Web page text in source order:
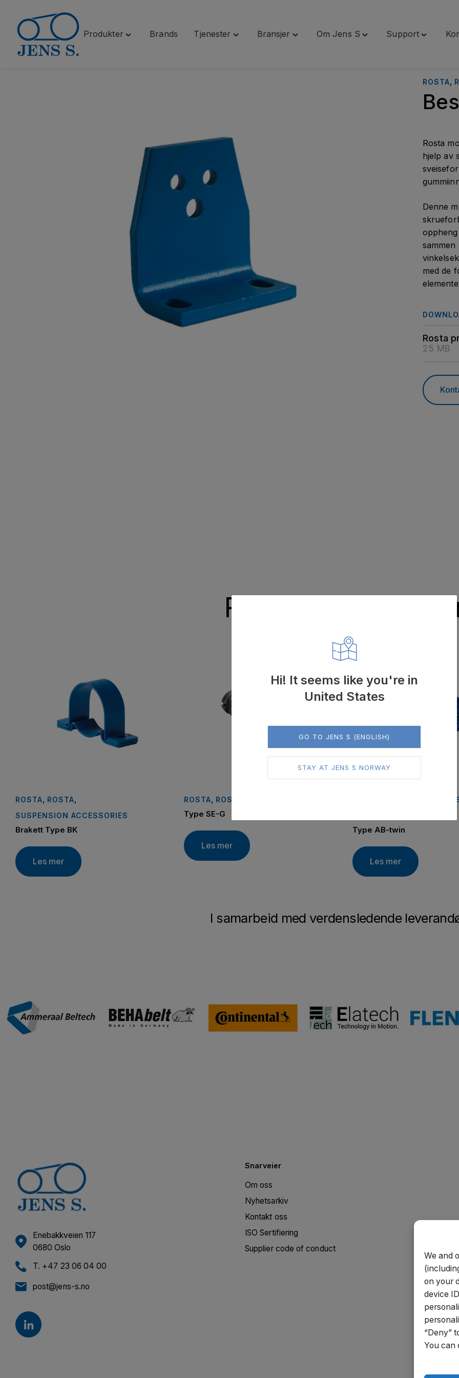
We and
on your
device
“Deny”
You can
Hopp
til
Produkter
Toggle
Brands Tjenester
Toggle
Bransjer
Toggle
Om Jens S
Toggle
Support
Toggle
ROSTA,
Rosta
hjelp av
Denne
sammen
med de
Rosta
25 MB
Relaterte
ROSTA, ROSTA,
SUSPENSION ACCESSORIES
Brakett Type BK
Les mer
ROSTA, ROSTA
Type SE-G
Les mer
OSCILLATING
Type AB-twin
Les mer
I samarbeid med verdensledende
Enebakkveien 117
0680 Oslo
T. +47 23 06 04 00
post@jens-s.no
Snarveier
Om oss
Nyhetsarkiv
Kontakt oss
ISO Sertifiering
Supplier code of conduct
Hi! It seems like you're in
United States
GO TO JENS S (ENGLISH)
STAY AT JENS S NORWAY